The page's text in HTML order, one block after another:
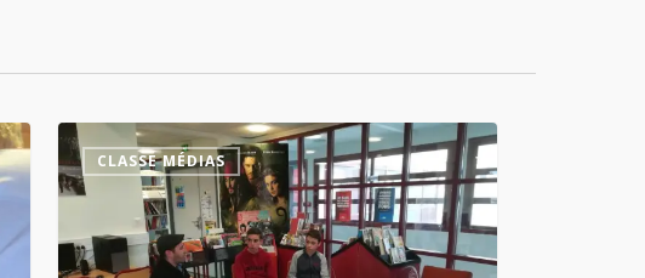
CLASSE MÉDIAS